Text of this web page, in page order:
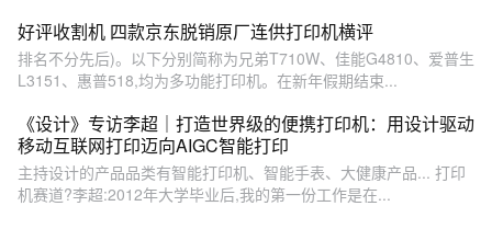
好评收割机 四款京东脱销原厂连供打印机横评
排名不分先后)。以下分别简称为兄弟T710W、佳能G4810、爱普生
L3151、惠普518,均为多功能打印机。在新年假期结束...
《设计》专访李超｜打造世界级的便携打印机：用设计驱动
移动互联网打印迈向AIGC智能打印
主持设计的产品品类有智能打印机、智能手表、大健康产品... 打印
机赛道?李超:2012年大学毕业后,我的第一份工作是在...